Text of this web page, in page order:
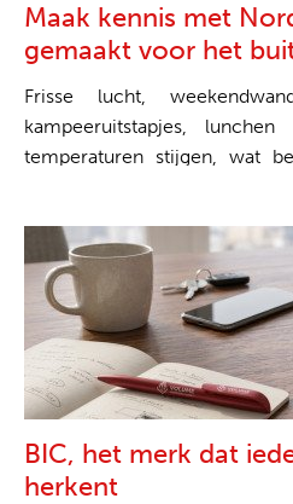
Maak kennis met
gemaakt voor het
Frisse lucht,
kampeeruitstapjes,
temperaturen stijgen, wat
BIC, het merk dat
herkent